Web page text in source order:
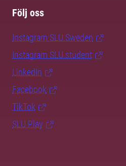
Följ oss
Instagram SLU.Sweden
Instagram SLU.student
LinkedIn
Facebook
TikTok
SLU Play